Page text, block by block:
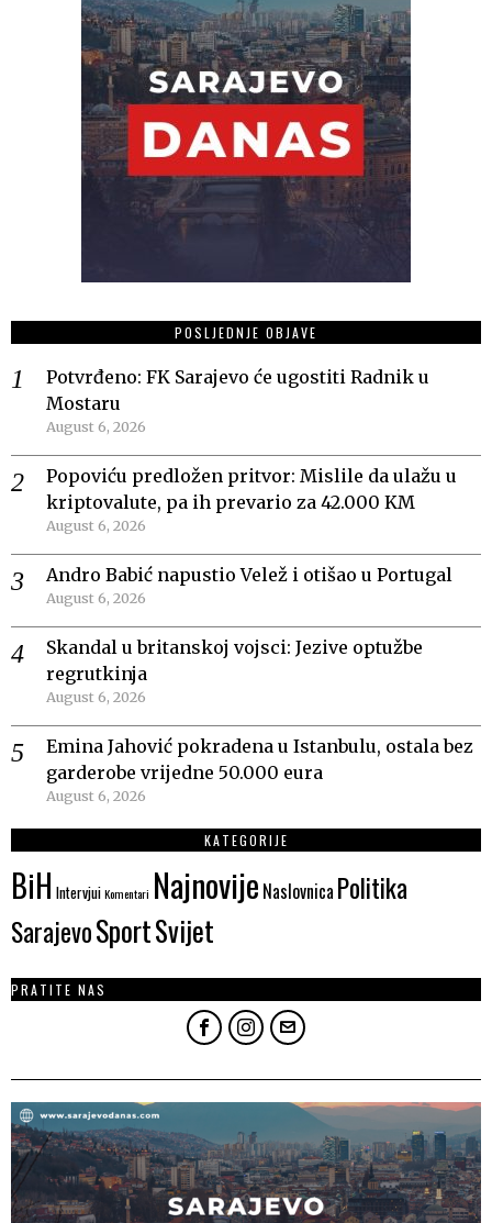
POSLJEDNJE OBJAVE
Potvrđeno: FK Sarajevo će ugostiti Radnik u
Mostaru
August 6, 2026
Popoviću predložen pritvor: Mislile da ulažu u
kriptovalute, pa ih prevario za 42.000 KM
August 6, 2026
Andro Babić napustio Velež i otišao u Portugal
August 6, 2026
Skandal u britanskoj vojsci: Jezive optužbe
regrutkinja
August 6, 2026
Emina Jahović pokradena u Istanbulu, ostala bez
garderobe vrijedne 50.000 eura
August 6, 2026
KATEGORIJE
BiH IntervjuiKomentari Najnovije Naslovnica Politika
SarajevoSportSvijet
PRATITE NAS